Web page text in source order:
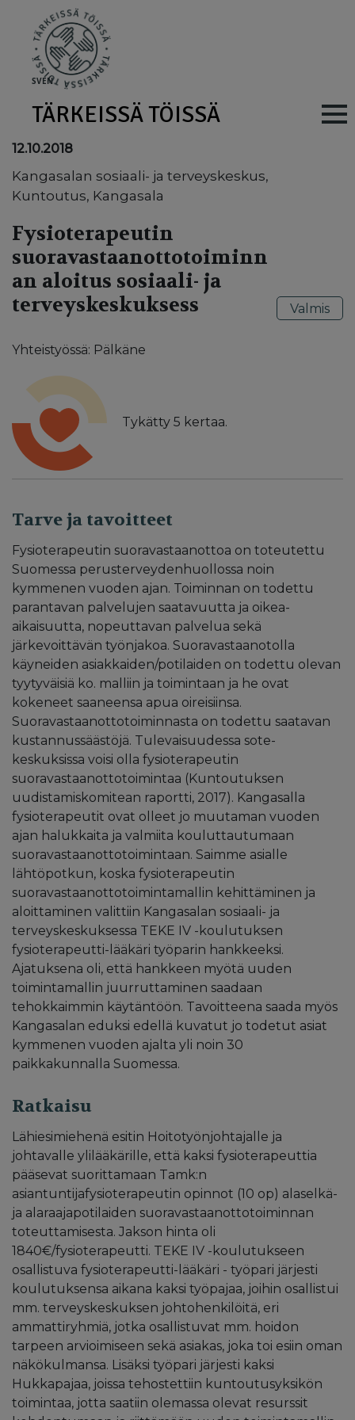
SVEN
TÄRKEISSÄ TÖISSÄ Main
12.10.2018
Kangasalan sosiaali- ja terveyskeskus,
Kuntoutus, Kangasala
Fysioterapeutin
suoravastaanottotoiminn
an aloitus sosiaali- ja
terveyskeskuksess
Yhteistyössä: Pälkäne
Tykätty 5 kertaa.
Valmis
Tarve ja tavoitteet
Fysioterapeutin suoravastaanottoa on toteutettu
Suomessa perusterveydenhuollossa noin
kymmenen vuoden ajan. Toiminnan on todettu
parantavan palvelujen saatavuutta ja oikea-
aikaisuutta, nopeuttavan palvelua sekä
järkevoittävän työnjakoa. Suoravastaanotolla
käyneiden asiakkaiden/potilaiden on todettu olevan
tyytyväisiä ko. malliin ja toimintaan ja he ovat
kokeneet saaneensa apua oireisiinsa.
Suoravastaanottotoiminnasta on todettu saatavan
kustannussäästöjä. Tulevaisuudessa sote-
keskuksissa voisi olla fysioterapeutin
suoravastaanottotoimintaa (Kuntoutuksen
uudistamiskomitean raportti, 2017). Kangasalla
fysioterapeutit ovat olleet jo muutaman vuoden
ajan halukkaita ja valmiita kouluttautumaan
suoravastaanottotoimintaan. Saimme asialle
lähtöpotkun, koska fysioterapeutin
suoravastaanottotoimintamallin kehittäminen ja
aloittaminen valittiin Kangasalan sosiaali- ja
terveyskeskuksessa TEKE IV -koulutuksen
fysioterapeutti-lääkäri työparin hankkeeksi.
Ajatuksena oli, että hankkeen myötä uuden
toimintamallin juurruttaminen saadaan
tehokkaimmin käytäntöön. Tavoitteena saada myös
Kangasalan eduksi edellä kuvatut jo todetut asiat
kymmenen vuoden ajalta yli noin 30
paikkakunnalla Suomessa.
Ratkaisu
Lähiesimiehenä esitin Hoitotyönjohtajalle ja
johtavalle ylilääkärille, että kaksi fysioterapeuttia
pääsevat suorittamaan Tamk:n
asiantuntijafysioterapeutin opinnot (10 op) alaselkä-
ja alaraajapotilaiden suoravastaanottotoiminnan
toteuttamisesta. Jakson hinta oli
1840€/fysioterapeutti. TEKE IV -koulutukseen
osallistuva fysioterapeutti-lääkäri - työpari järjesti
koulutuksensa aikana kaksi työpajaa, joihin osallistui
mm. terveyskeskuksen johtohenkilöitä, eri
ammattiryhmiä, jotka osallistuvat mm. hoidon
tarpeen arvioimiseen sekä asiakas, joka toi esiin oman
näkökulmansa. Lisäksi työpari järjesti kaksi
Hukkapajaa, joissa tehostettiin kuntoutusyksikön
toimintaa, jotta saatiin olemassa olevat resurssit